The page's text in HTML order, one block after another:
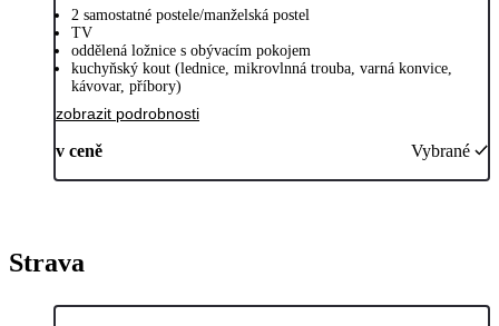
2 samostatné postele/manželská postel
TV
oddělená ložnice s obývacím pokojem
kuchyňský kout (lednice, mikrovlnná trouba, varná konvice,
kávovar, příbory)
zobrazit podrobnosti
v ceně Vybrané
Strava